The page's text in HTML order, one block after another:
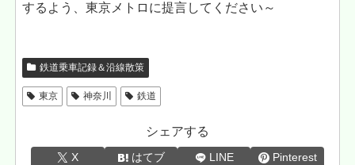
するよう、東京メトロに提言してください～
鉄道乗車記録＆沿線散策
東京 神奈川 鉄道
シェアする
X はてブ LINE Pinterest